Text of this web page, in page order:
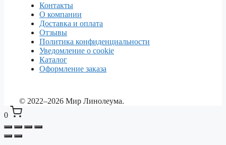
Контакты
О компании
Доставка и оплата
Отзывы
Политика конфиденциальности
Уведомление о cookie
Каталог
Оформление заказа
© 2022–2026 Мир Линолеума.
0